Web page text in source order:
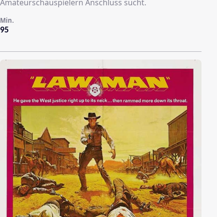
Amateurschauspielern Anschluss sucht.
95
Min.